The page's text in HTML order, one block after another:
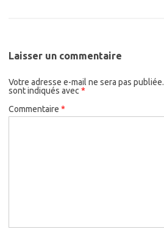
Laisser un commentaire
Votre adresse e-mail ne sera pas publiée.
sont indiqués avec*
Commentaire *